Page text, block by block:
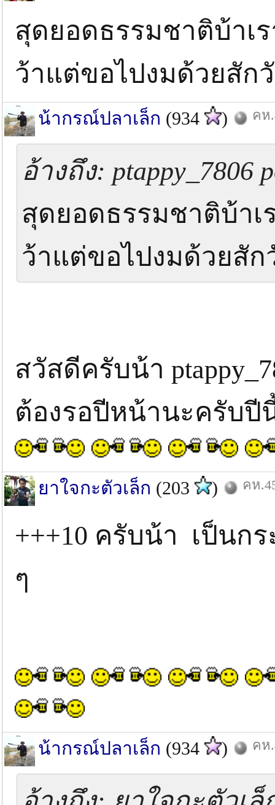
สุดยอดธรรมชาติบ้าเ
ว้าแต่ขอไปงมด้วยสัก
น้ากรณ์ปลาเล็ก (934 ) คห
อ้างถึง: ptappy_7806
สุดยอดธรรมชาติบ้าเ
ว้าแต่ขอไปงมด้วยสั
สวัสดีครับน้า
ต้องรอปีหน้านะครับปี
ยาใจกะตัวเล็ก (203 ) คห
+++10 ครับน้า เป็นก
ๆ
น้ากรณ์ปลาเล็ก (934 ) คห